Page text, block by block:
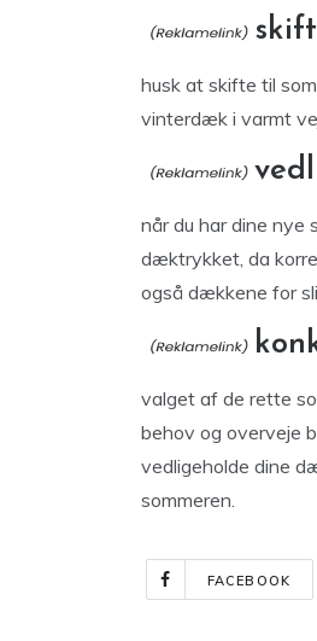
husk at skifte til
vinterdæk i varmt
når du har dine
dæktrykket, da
også dækkene for
valget af de rette
behov og overveje
vedligeholde dine
sommeren.
FACEBOOK